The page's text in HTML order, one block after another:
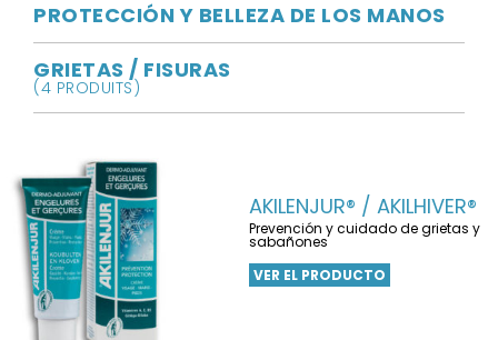
PROTECCIÓN Y BELLEZA DE LOS MANOS
GRIETAS / FISURAS
(4 PRODUITS)
AKILENJUR® / AKILHIVER®
Prevención y cuidado de grietas y
sabañones
VER EL PRODUCTO